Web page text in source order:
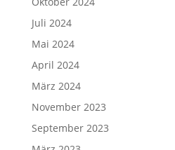
Juli 2024
Mai 2024
April 2024
März 2024
November 2023
September 2023